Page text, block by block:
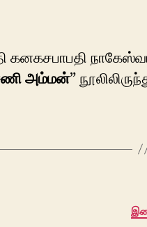
கனகசபாபதி
அம்மன்”